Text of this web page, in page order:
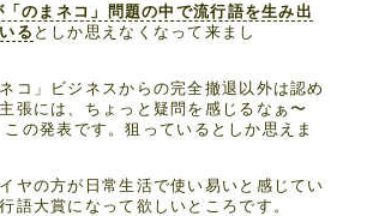
のまネコ」問題の中で流行語を生み出
る としか思えなくなって来まし
コ」ビジネスからの完全撤退以外は認め
張には、ちょっと疑問を感じるなぁ〜
この発表です。狙っているとしか思えま
ヤの方が日常生活で使い易いと感じてい
語大賞になって欲しいところです。